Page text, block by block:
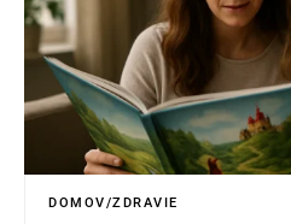
DOMOV/ZDRAVIE